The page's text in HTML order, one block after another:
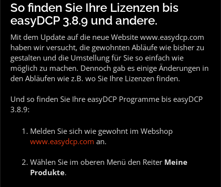
So finden Sie Ihre Lizenzen bis
easyDCP 3.8.9 und andere.
Mit dem Update auf die neue Website www.easydcp.com
haben wir versucht, die gewohnten Abläufe wie bisher zu
gestalten und die Umstellung für Sie so einfach wie
möglich zu machen. Dennoch gab es einige Änderungen in
den Abläufen wie z.B. wo Sie Ihre Lizenzen finden.
Und so finden Sie Ihre easyDCP Programme bis easyDCP
3.8.9:
Melden Sie sich wie gewohnt im Webshop
www.easydcp.com an.
Wählen Sie im oberen Menü den Reiter Meine
Produkte.